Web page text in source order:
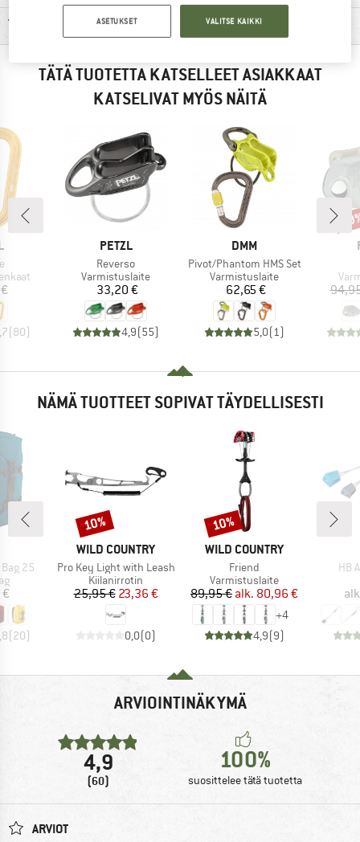
TUOTEKUVAUS
TÄTÄ TUOTETTA KATSELLEET ASIAKKAAT
KATSELIVAT MYÖS NÄITÄ
(80)
MERKKI
PETZL
Tuote
Reverso
Tuoteryhmä
Varmistuslaite
Hinta
33,20 €
4,9(55)
MERKKI
DMM
Tuote
Pivot/Phantom HMS Set
Tuoteryhmä
Varmistuslaite
Hinta
62,65 €
5,0( 1)
NÄMÄ TUOTTEET SOPIVAT TÄYDELLISESTI
25
(20)
MERKKI
WILD COUNTRY
Tuote
Pro Key Light with Leash
Tuoteryhmä
Kiilanirrotin
Hinta
25,95 €Alennettu hinta
23,36 €
0,0(0)
Alennus
10%
MERKKI
WILD COUNTRY
Tuote
Friend
Tuoteryhmä
Varmistuslaite
Hinta
89,95 € Alennettu hinta
alk. 80,96 €
+4
4,9(9)
Alennus
10%
HB
ARVIOINTINÄKYMÄ
4,9
(60)
100%
suosittelee tätä tuotetta
ARVIOT
ASETUKSET VALITSE KAIKKI